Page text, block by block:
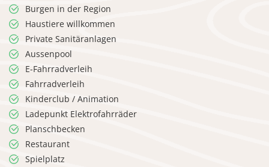
Burgen in der Region
Haustiere willkommen
Private Sanitäranlagen
Aussenpool
E-Fahrradverleih
Fahrradverleih
Kinderclub / Animation
Ladepunkt Elektrofahrräder
Planschbecken
Restaurant
Spielplatz